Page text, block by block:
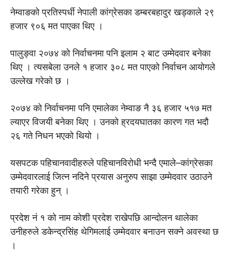
नेम्वाङकाे प्रतिस्पर्धी नेपाली कांग्रेसका डम्बरबहादुर खड्काले २९
हजार ९०६ मत पाएका थिए ।
पालुङ्वा २०७४ को निर्वाचनमा पनि इलाम २ बाट उम्मेदवार बनेका
थिए । त्यसबेला उनले १ हजार ३०८ मत पाएको निर्वाचन आयोगले
उल्लेख गरेकाे छ ।
२०७४ को निर्वाचनमा पनि एमालेका नेम्वाङ नै ३६ हजार ५१७ मत
ल्याएर विजयी बनेका थिए । उनकाे ह्रदयघातका कारण गत भदौ
२६ गते निधन भएको थियो ।
यसपटक पहिचानवादीहरुले पहिचानविरोधी भन्दै एमाले–कांग्रेसका
उम्मेदवारलाई जित्न नदिने प्रयास अनुरुप साझा उम्मेदवार उठाउने
तयारी गरेका हुन् ।
प्रदेश नं १ को नाम कोशी प्रदेश राखेपछि आन्दोलन थालेका
उनीहरुले डकेन्द्रसिंह थेगिमलाई उम्मेदवार बनाउन सक्ने अवस्था छ
।